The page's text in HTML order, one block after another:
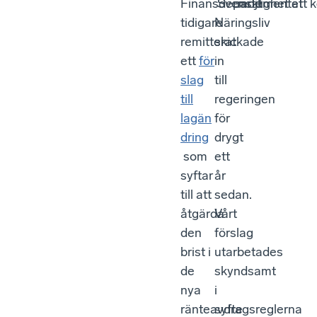
Finansdepartementet
tidigare
remitterat
ettför
slag
till
lagän
dring
som
syftar
till att
åtgärda
den
brist i
de
nya
ränteavdragsreglerna
Svenskt
Näringsliv
skickade
in
till
regeringen
för
drygt
ett
år
sedan.
Vårt
förslag
utarbetades
skyndsamt
i
syfte
möjlighet att